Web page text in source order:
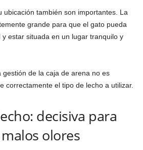
ubicación también son importantes. La
grande para que el gato pueda
estar situada en un lugar tranquilo y
de la caja de arena no es
correctamente el tipo de lecho a utilizar.
decisiva para
olores